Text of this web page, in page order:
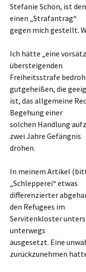
Stefanie Schön, ist
einen „Strafantrag“
gegen mich gestellt.
Ich hätte „eine
übersteigenden
Freiheitsstrafe
gutgeheißen, die
ist, das allgemeine
Begehung einer
solchen Handlung
zwei Jahre Gefängnis
drohen.
In meinem Artikel
„Schlepperei“ etwas
differenzierter
den Refugees im
Servitenkloster
unterwegs
ausgesetzt. Eine
zurückzunehmen